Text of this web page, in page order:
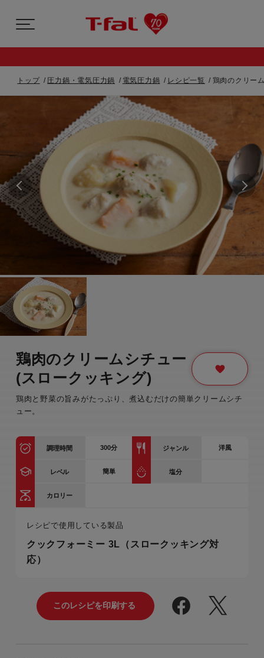
トップ 圧力鍋・電気圧力鍋 電気圧力鍋 レシピ一覧 鶏肉のクリー
鶏肉のクリームシチュー
(スロークッキング)
鶏肉と野菜の旨みがたっぷり、煮込むだけの簡単クリームシチ
ュー。
調理時間 300分 ジャンル 洋風
レベル 簡単 塩分
カロリー
レシピで使用している製品
クックフォーミー 3L（スロークッキング対
応）